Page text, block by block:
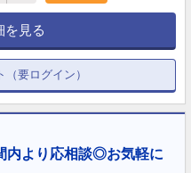
を見る
（要ログイン）
内より応相談◎お気軽に